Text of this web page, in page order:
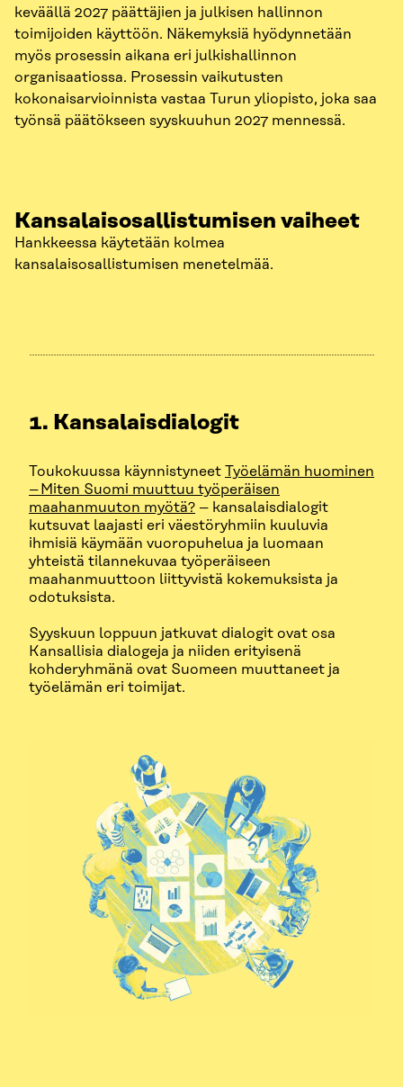
keväällä 2027 päättäjien ja julkisen hallinnon
toimijoiden käyttöön. Näkemyksiä hyödynnetään
myös prosessin aikana eri julkishallinnon
organisaatiossa. Prosessin vaikutusten
kokonaisarvioinnista vastaa Turun yliopisto, joka saa
työnsä päätökseen syyskuuhun 2027 mennessä.
Kansalais­osallistumisen vaiheet
Hankkeessa käytetään kolmea
kansalaisosallistumisen menetelmää.
1. Kansalaisdialogit
Toukokuussa käynnistyneet Työelämän huominen
– Miten Suomi muuttuu työperäisen
maahanmuuton myötä? – kansalaisdialogit
kutsuvat laajasti eri väestöryhmiin kuuluvia
ihmisiä käymään vuoropuhelua ja luomaan
yhteistä tilannekuvaa työperäiseen
maahanmuuttoon liittyvistä kokemuksista ja
odotuksista.
Syyskuun loppuun jatkuvat dialogit ovat osa
Kansallisia dialogeja ja niiden erityisenä
kohderyhmänä ovat Suomeen muuttaneet ja
työelämän eri toimijat.